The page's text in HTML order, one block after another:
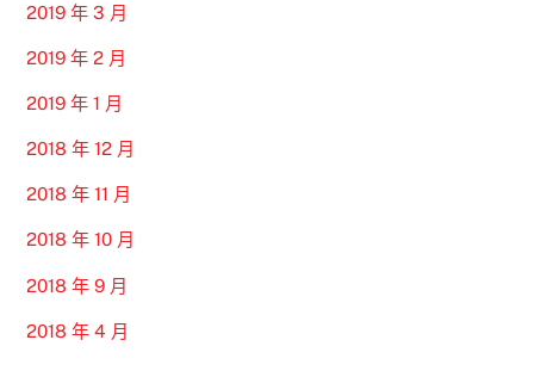
2019 年 3 月
2019 年 2 月
2019 年 1 月
2018 年 12 月
2018 年 11 月
2018 年 10 月
2018 年 9 月
2018 年 4 月